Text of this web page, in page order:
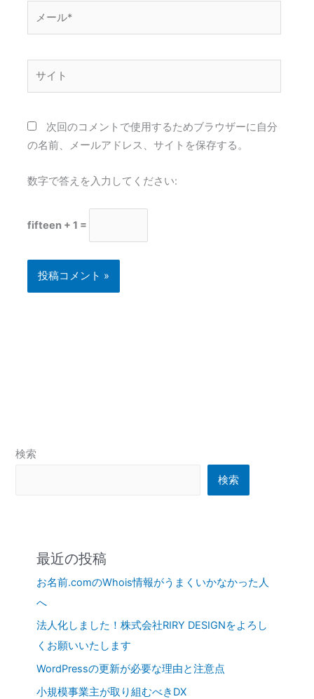
*
次回のコメントで使用するためブラウザーに自分
の名前、メールアドレス、サイトを保存する。
数字で答えを入力してください:
fifteen + 1 =
検索
検索
最近の投稿
お名前.comのWhois情報がうまくいかなかった人
へ
法人化しました！株式会社RIRY DESIGNをよろし
くお願いいたします
WordPressの更新が必要な理由と注意点
小規模事業主が取り組むべきDX